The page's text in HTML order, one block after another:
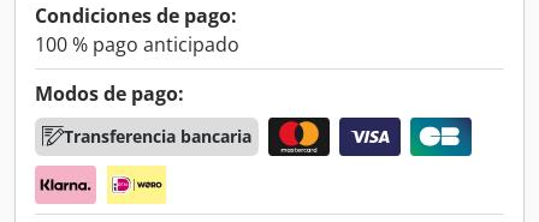
Condiciones de pago:
100 % pago anticipado
Modos de pago:
Transferencia bancaria